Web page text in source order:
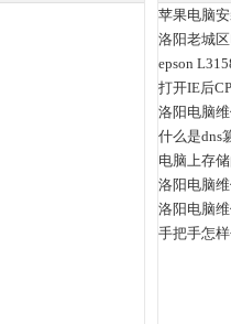
苹果电脑
洛阳老城
epson
打开IE后
洛阳电脑
什么是dns
电脑上存
洛阳电脑
洛阳电脑
手把手怎